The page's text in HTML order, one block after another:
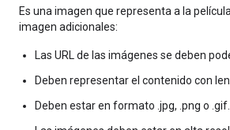
Es una imagen que representa a la
imagen adicionales:
Las URL de las imágenes se deben
Deben representar el contenido con
Deben estar en formato .jpg, .png o .gif.